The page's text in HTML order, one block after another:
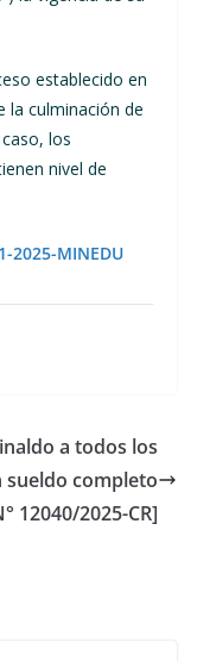
establecido en
la culminación de
los
nivel de
2025-MINEDU
a todos los
sueldo completo
12040/2025-CR]